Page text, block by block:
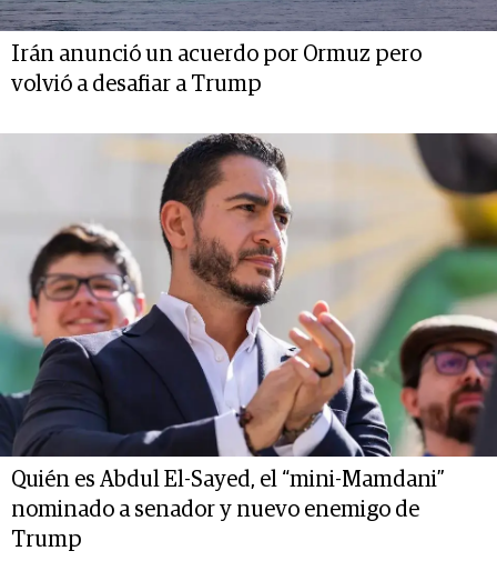
Irán anunció un acuerdo por Ormuz pero
volvió a desafiar a Trump
Quién es Abdul El-Sayed, el “mini-Mamdani”
nominado a senador y nuevo enemigo de
Trump